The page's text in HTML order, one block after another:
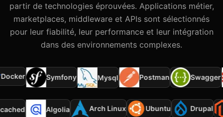
partir de technologies éprouvées. Applications métier,
marketplaces, middleware et APIs sont sélectionnés
pour leur fiabilité, leur performance et leur intégration
dans des environnements complexes.
Symfony Mysql Postman Swagger
Algolia Arch Linux Ubuntu Drupal